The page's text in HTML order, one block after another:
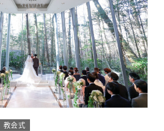
教会式